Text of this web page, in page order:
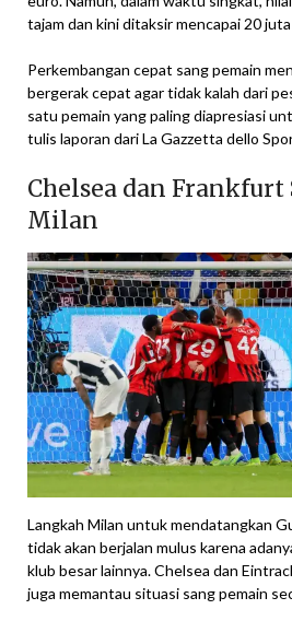
tajam dan kini ditaksir mencapai 20
Perkembangan cepat sang pemain
bergerak cepat agar tidak kalah dari
satu pemain yang paling diapresiasi
tulis laporan dari La Gazzetta dello
Chelsea dan Frankfurt
Milan
Langkah Milan untuk mendatangkan
tidak akan berjalan mulus karena
klub besar lainnya. Chelsea dan
juga memantau situasi sang pemain